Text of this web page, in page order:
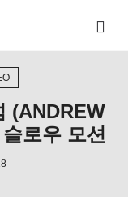
(ANDREW
로우 모션